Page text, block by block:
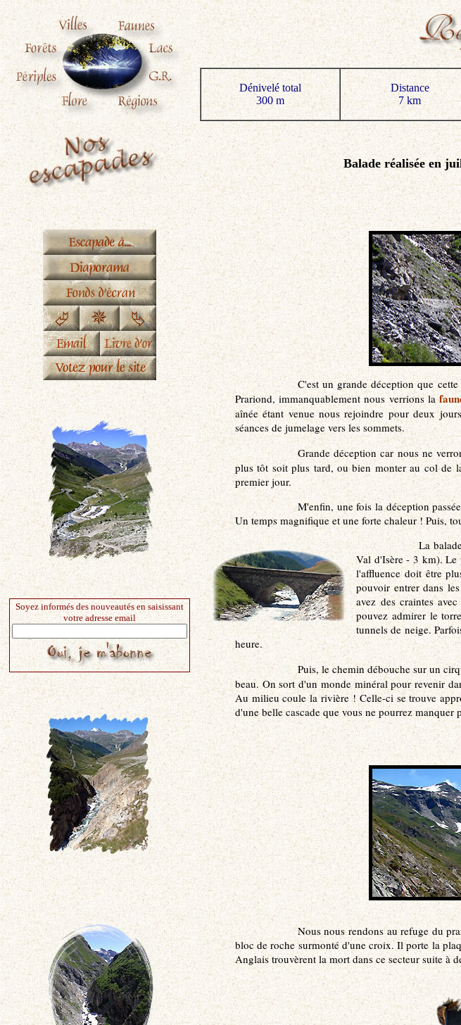
Soyez informés des nouveautés en saisissant
votre adresse email
Dénivelé total
300 m
Distance
7 km
Balade réalisée en
C'est un grande déception que
Prariond, immanquablement nous verrions la
aînée étant venue nous rejoindre pour deux
séances de jumelage vers les sommets.
Grande déception car nous ne
plus tôt soit plus tard, ou bien monter au col de
premier jour.
M'enfin, une fois la déception
Un temps magnifique et une forte chaleur ! Puis,
La
Val d'Isère - 3 km). Le
l'affluence doit être
pouvoir entrer dans
avez des craintes
pouvez admirer le
tunnels de neige.
heure.
Puis, le chemin débouche sur un
beau. On sort d'un monde minéral pour revenir
Au milieu coule la rivière ! Celle-ci se trouve
d'une belle cascade que vous ne pourrez
Nous nous rendons au refuge du
bloc de roche surmonté d'une croix. Il porte la
Anglais trouvèrent la mort dans ce secteur suite à